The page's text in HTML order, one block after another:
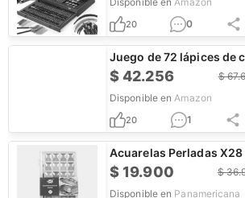
20 0
Juego de 72 lápices de
$42.256 $
Disponible en Amazon
20 1
Acuarelas Perladas X28
$19.900 $
Disponible en Panamericana